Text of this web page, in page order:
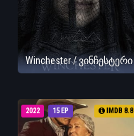
Winchester / ვინჩესტერი
15 EP
2022 IMDB 8.8